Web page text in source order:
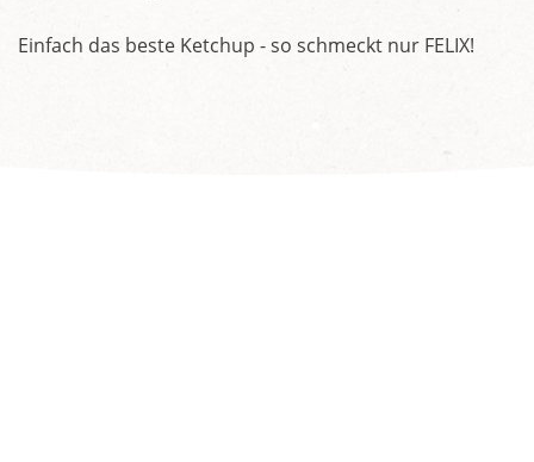
Einfach das beste Ketchup - so schmeckt nur FELIX!